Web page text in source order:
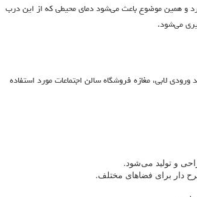
و همین موضوع باعث می‌شود دمای محیطی که از این درب
می‌شود.
لابی، مغازه فروشگاه سالن اجتماعات مورد استفاده
و تولید می‌شود.
دار برای فضا‌های مختلف.